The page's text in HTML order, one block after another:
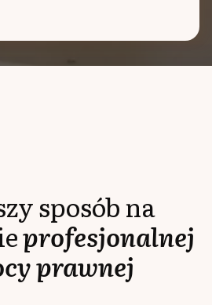
sposób na
profesjonalnej
prawnej